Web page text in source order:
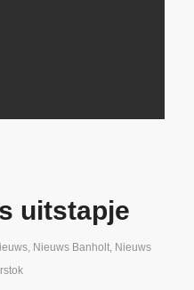
uitstapje
Nieuws Banholt Nieuws